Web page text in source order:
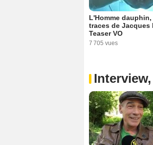
L'Homme
traces de Jacques
Teaser VO
7 705 vues